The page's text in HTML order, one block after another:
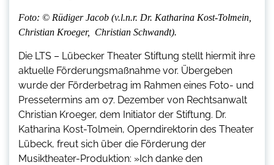
Foto: © Rüdiger Jacob (v.l.n.r. Dr. Katharina Kost-Tolmein,
Christian Kroeger, Christian Schwandt).
Die LTS – Lübecker Theater Stiftung stellt hiermit ihre
aktuelle Förderungsmaßnahme vor. Übergeben
wurde der Förderbetrag im Rahmen eines Foto- und
Pressetermins am 07. Dezember von Rechtsanwalt
Christian Kroeger, dem Initiator der Stiftung. Dr.
Katharina Kost-Tolmein, Operndirektorin des Theater
Lübeck, freut sich über die Förderung der
Musiktheater-Produktion: »Ich danke den